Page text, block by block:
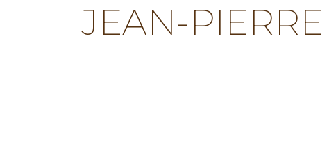
JEAN-